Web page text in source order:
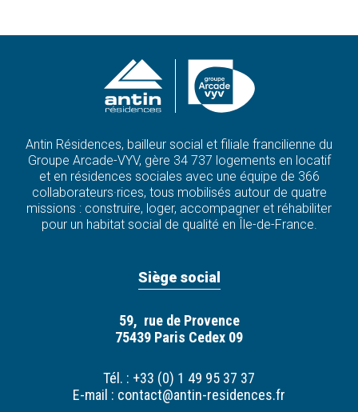
Antin Résidences, bailleur social et filiale francilienne du
Groupe Arcade-VYV, gère 34 737 logements en locatif
et en résidences sociales avec une équipe de 366
collaborateurs·rices, tous mobilisés autour de quatre
missions : construire, loger, accompagner et réhabiliter
pour un habitat social de qualité en Île-de-France.
Siège social
59, rue de Provence
75439 Paris Cedex 09
Tél. : +33 (0) 1 49 95 37 37
E-mail : contact@antin-residences.fr